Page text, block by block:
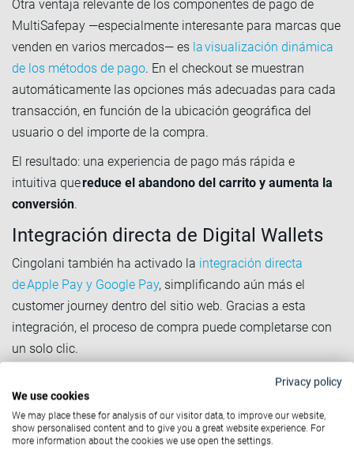
Otra ventaja relevante de los componentes de pago de
MultiSafepay —especialmente interesante para marcas que
venden en varios mercados— es la visualización dinámica
de los métodos de pago. En el checkout se muestran
automáticamente las opciones más adecuadas para cada
transacción, en función de la ubicación geográfica del
usuario o del importe de la compra.
El resultado: una experiencia de pago más rápida e
intuitiva quereduce el abandono del carrito y aumenta la
conversión.
Integración directa de Digital Wallets
Cingolani también ha activado la integración directa
de Apple Pay y Google Pay, simplificando aún más el
customer journey dentro del sitio web. Gracias a esta
integración, el proceso de compra puede completarse con
un solo clic.
reducen la fricción en el momento del pago y se adaptan
perfectamente aun público acostumbrado a comprar
desde dispositivos móviles.
Privacy policy
We use cookies
We may place these for analysis of our visitor data, to improve our website,
show personalised content and to give you a great website experience. For
more information about the cookies we use open the settings.